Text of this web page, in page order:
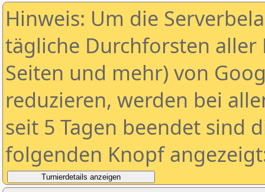
Hinweis: Um die
tägliche Durchforsten aller
Seiten und mehr) von
reduzieren, werden bei
seit 5 Tagen beendet sind
folgenden Knopf